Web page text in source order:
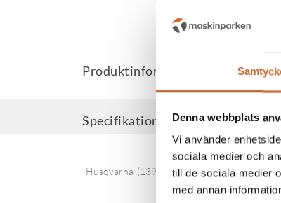
Denna webbplats
Vi använder
sociala medier och
till de sociala medier
med annan
Produktinformation
Specifikationer
Husqvarna (139)